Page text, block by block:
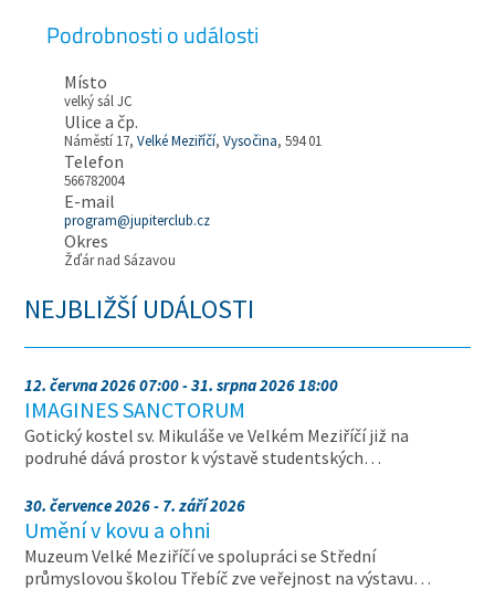
Podrobnosti o události
Místo
velký sál JC
Ulice a čp.
Náměstí 17,Velké Meziříčí,Vysočina, 594 01
Telefon
566782004
E-mail
program@jupiterclub.cz
Okres
Žďár nad Sázavou
NEJBLIŽŠÍ UDÁLOSTI
12. června 2026 07:00 - 31. srpna 2026 18:00
IMAGINES SANCTORUM
Gotický kostel sv. Mikuláše ve Velkém Meziříčí již na
podruhé dává prostor k výstavě studentských…
30. července 2026 - 7. září 2026
Umění v kovu a ohni
Muzeum Velké Meziříčí ve spolupráci se Střední
průmyslovou školou Třebíč zve veřejnost na výstavu…